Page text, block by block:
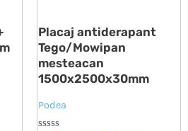
Placaj antiderapant
Tego/Mowipan
mesteacan
1500x2500x30mm
Podea